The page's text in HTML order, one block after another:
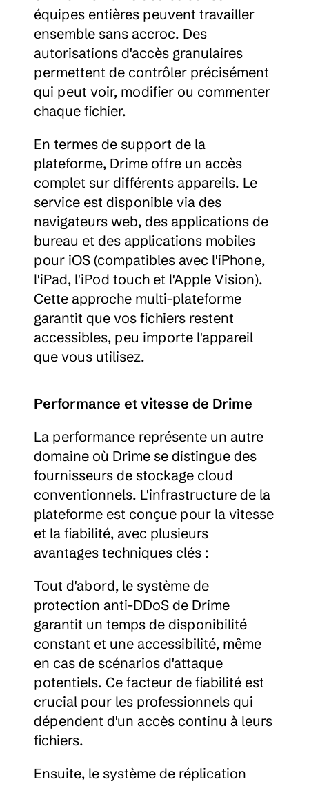
équipes entières peuvent travailler
ensemble sans accroc. Des
autorisations d'accès granulaires
permettent de contrôler précisément
qui peut voir, modifier ou commenter
chaque fichier.
En termes de support de la
plateforme, Drime offre un accès
complet sur différents appareils. Le
service est disponible via des
navigateurs web, des applications de
bureau et des applications mobiles
pour iOS (compatibles avec l'iPhone,
l'iPad, l'iPod touch et l'Apple Vision).
Cette approche multi-plateforme
garantit que vos fichiers restent
accessibles, peu importe l'appareil
que vous utilisez.
Performance et vitesse de Drime
La performance représente un autre
domaine où Drime se distingue des
fournisseurs de stockage cloud
conventionnels. L'infrastructure de la
plateforme est conçue pour la vitesse
et la fiabilité, avec plusieurs
avantages techniques clés :
Tout d'abord, le système de
protection anti-DDoS de Drime
garantit un temps de disponibilité
constant et une accessibilité, même
en cas de scénarios d'attaque
potentiels. Ce facteur de fiabilité est
crucial pour les professionnels qui
dépendent d'un accès continu à leurs
fichiers.
Ensuite, le système de réplication